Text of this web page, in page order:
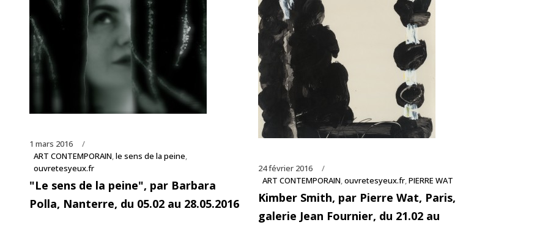
1 mars 2016
ART CONTEMPORAIN,le sens de la peine,
ouvretesyeux.fr
"Le sens de la peine", par Barbara
Polla, Nanterre, du 05.02 au 28.05.2016
24 février 2016
ART CONTEMPORAIN,ouvretesyeux.fr,PIERRE WAT
Kimber Smith, par Pierre Wat, Paris,
galerie Jean Fournier, du 21.02 au